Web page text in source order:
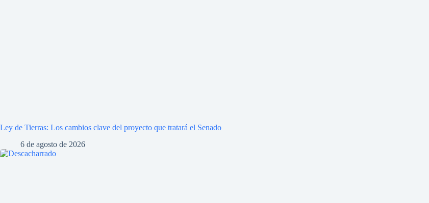
Ley de Tierras: Los cambios clave del proyecto que tratará el Senado
6 de agosto de 2026